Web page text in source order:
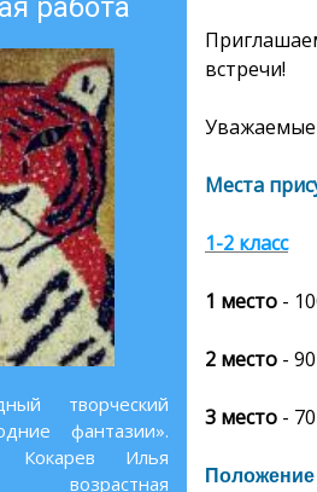
работа
творческий
фантазии».
Кокарев Илья
возрастная
встречи!
Уважаемые
Места
1-2 класс
1 место -
2 место -
3 место -